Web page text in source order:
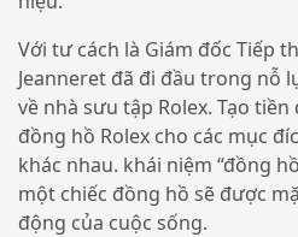
Với tư cách là Giám đốc Tiếp
Jeanneret đã đi đầu trong nỗ
về nhà sưu tập Rolex. Tạo
đồng hồ Rolex cho các mục
khác nhau. khái niệm “đồng
một chiếc đồng hồ sẽ được
động của cuộc sống.